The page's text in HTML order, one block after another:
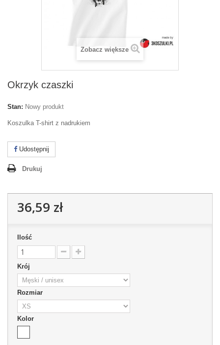
Zobacz większe
Okrzyk czaszki
Stan: Nowy produkt
Koszulka T-shirt z nadrukiem
Udostępnij
Drukuj
36,59 zł
Ilość
Krój
Rozmiar
Kolor